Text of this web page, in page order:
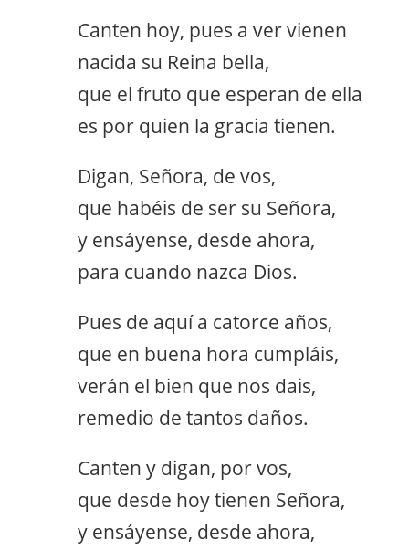
Canten hoy, pues a ver vienen
nacida su Reina bella,
que el fruto que esperan de ella
es por quien la gracia tienen.
Digan, Señora, de vos,
que habéis de ser su Señora,
y ensáyense, desde ahora,
para cuando nazca Dios.
Pues de aquí a catorce años,
que en buena hora cumpláis,
verán el bien que nos dais,
remedio de tantos daños.
Canten y digan, por vos,
que desde hoy tienen Señora,
y ensáyense, desde ahora,